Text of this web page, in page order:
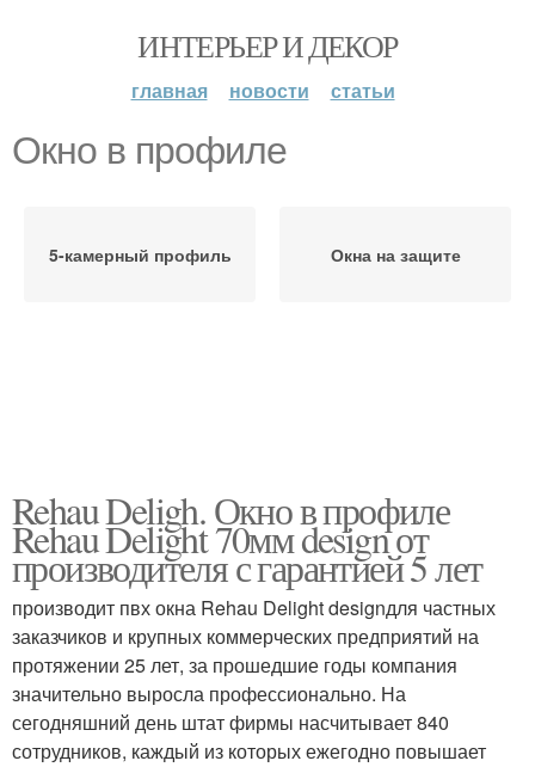
ИНТЕРЬЕР И ДЕКОР
главная новости статьи
Окно в профиле
5-камерный профиль Окна на защите
Rehau Deligh. Окно в профиле
Rehau Delight 70мм design от
производителя с гарантией 5 лет
производит пвх окна Rehau Delight designдля частных
заказчиков и крупных коммерческих предприятий на
протяжении 25 лет, за прошедшие годы компания
значительно выросла профессионально. На
сегодняшний день штат фирмы насчитывает 840
сотрудников, каждый из которых ежегодно повышает